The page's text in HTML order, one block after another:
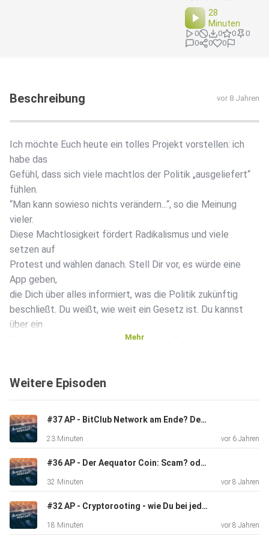
28
Minuten
0 0 0
0
0
0 0
Beschreibung vor 8 Jahren
Ich möchte Euch heute ein tolles Projekt vorstellen: ich
habe das
Gefühl, dass sich viele machtlos der Politik „ausgeliefert“
fühlen.
“Man kann sowieso nichts verändern...“, so die Meinung
vieler.
Diese Machtlosigkeit fördert Radikalismus und viele
setzen auf
Protest und wählen danach. Stell Dir vor, es würde eine
App geben,
die Dich über alles informiert, was die Politik zukünftig
beschließt. Du weißt, wie weit ein Gesetz ist. Du kannst
über ein
Gesetz diskutieren und abstimmen, ob Du es so möchtest.
haben. Deine
spannendes Projekt.
Mehr
Weitere Episoden
#37 AP - BitClub Network am Ende? Der "verbotene" Podcast.
23 Minuten vor 6 Jahren
#36 AP - Der Aequator Coin: Scam? oder bald Kryptoautomaten in Deutschland?
32 Minuten vor 8 Jahren
#32 AP - Cryptorooting - wie Du bei jedem Fork 4x abkassierst
18 Minuten vor 8 Jahren